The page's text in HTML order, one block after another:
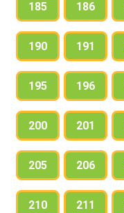
185 186
190 191
195 196
200 201
205 206
210 211